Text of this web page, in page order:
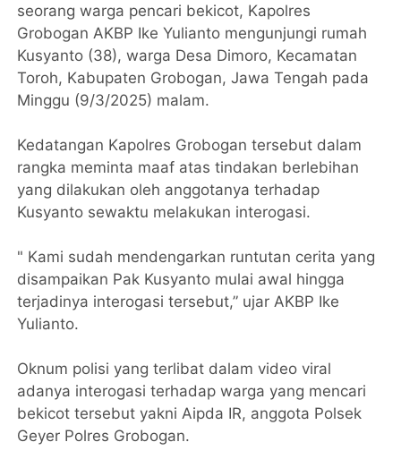
seorang warga pencari bekicot, Kapolres
Grobogan AKBP Ike Yulianto mengunjungi rumah
Kusyanto (38), warga Desa Dimoro, Kecamatan
Toroh, Kabupaten Grobogan, Jawa Tengah pada
Minggu (9/3/2025) malam.
Kedatangan Kapolres Grobogan tersebut dalam
rangka meminta maaf atas tindakan berlebihan
yang dilakukan oleh anggotanya terhadap
Kusyanto sewaktu melakukan interogasi.
" Kami sudah mendengarkan runtutan cerita yang
disampaikan Pak Kusyanto mulai awal hingga
terjadinya interogasi tersebut,” ujar AKBP Ike
Yulianto.
Oknum polisi yang terlibat dalam video viral
adanya interogasi terhadap warga yang mencari
bekicot tersebut yakni Aipda IR, anggota Polsek
Geyer Polres Grobogan.